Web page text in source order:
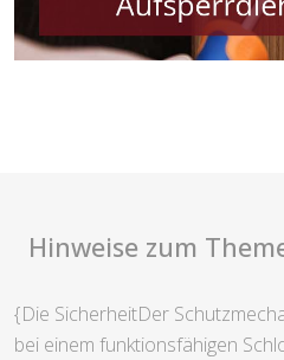
Hinweise zum
{Die SicherheitDer
bei einem funktionsfähigen